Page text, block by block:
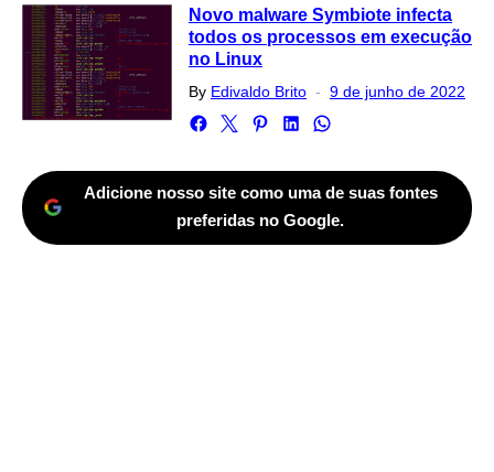
Novo malware Symbiote infecta
todos os processos em execução
no Linux
By Edivaldo Brito
Posted
9 de junho de 2022
Adicione nosso site como uma de suas fontes
preferidas no Google.